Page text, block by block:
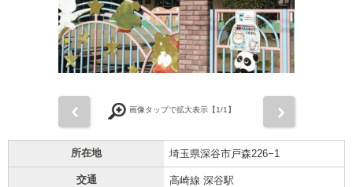
画像タップで拡大表示【1/1】
所在地 埼玉県深谷市戸森226−1
交通 高崎線 深谷駅